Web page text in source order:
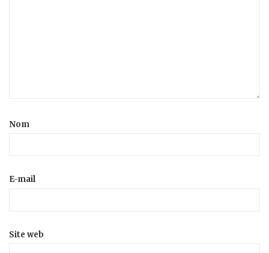
Nom
E-mail
Site web